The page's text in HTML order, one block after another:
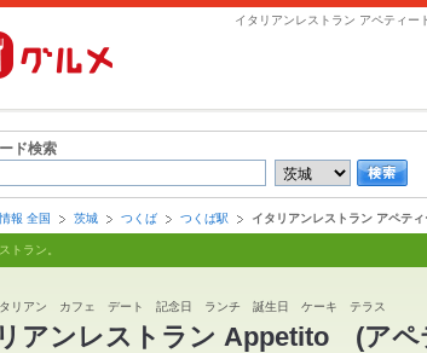
イタリアンレストラン アペティー
ド検索
報 全国 茨城 つくば つくば駅 イタリアンレストラン アペテ
トラン。
リアン カフェ デート 記念日 ランチ 誕生日 ケーキ テラス
アンレストラン Appetito (アペ